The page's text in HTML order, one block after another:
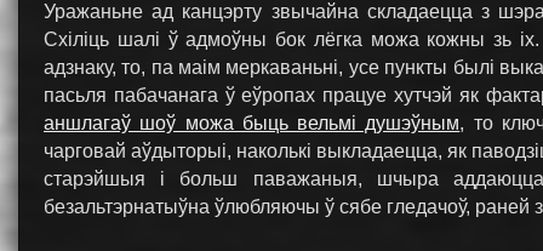
Уражаньне ад канцэрту звычайна складаецца з
Схіліць шалі ў адмоўны бок лёгка можа кожны зь
адзнаку, то, па маім меркаваньні, усе пункты былі
пасьля пабачанага ў еўропах працуе хутчэй як
аншлагаў шоў можа быць вельмі душэўным, то
чарговай аўдыторыі, наколькі выкладаецца, як
старэйшыя і больш паважаныя, шчыра аддаюцца
безальтэрнатыўна ўлюбляючы ў сябе гледачоў, раней